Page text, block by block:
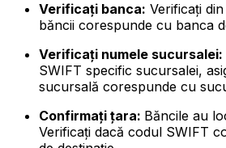
Verificați banca: Verificați
băncii corespunde cu banca
Verificați numele sucursalei:
SWIFT specific sucursalei,
sucursală corespunde cu
Confirmați țara: Băncile au
Verificați dacă codul SWIFT